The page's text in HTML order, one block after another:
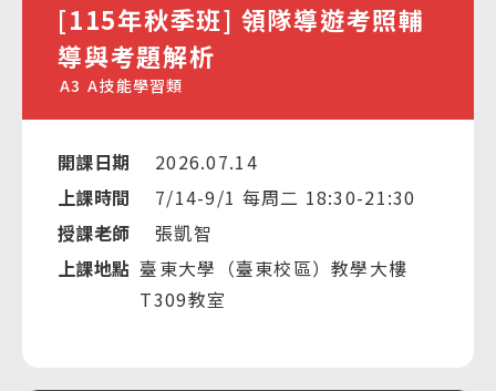
[115年秋季班] 領隊導遊考照輔
導與考題解析
A3 A技能學習類
開課日期
2026.07.14
上課時間
7/14-9/1 每周二 18:30-21:30
授課老師
張凱智
上課地點 臺東大學（臺東校區）教學大樓
T309教室